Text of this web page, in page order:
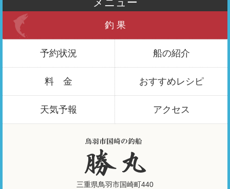
釣 果
予約状況 船の紹介
料 金 おすすめレシピ
天気予報 アクセス
三重県鳥羽市国崎町440